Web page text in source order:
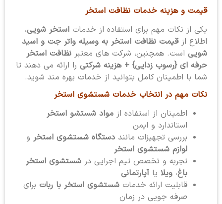
قیمت و هزینه خدمات نظافت استخر
یکی از نکات مهم برای استفاده از خدمات استخر شویی،
اطلاع از قیمت نظافت استخر به وسیله واتر جت و اسید
شوییاست. همچنین، شرکت های معتبر نظافت استخر
حرفه ای {رسوب زدایی} + هزینه شرکتیرا ارائه می دهند تا
شما با اطمینان کامل بتوانید از خدمات بهره مند شوید.
نکات مهم در انتخاب خدمات شستشوی استخر
اطمینان از استفاده از مواد شستشو استخر
استاندارد و ایمن
بررسی تجهیزات مانند دستگاه شستشوی استخرو
لوازم شستشوی استخر
تجربه و تخصص تیم اجرایی در شستشوی استخر
باغ، ویلایا آپارتمانی
قابلیت ارائه خدمات شستشوی استخر با رباتبرای
صرفه جویی در زمان